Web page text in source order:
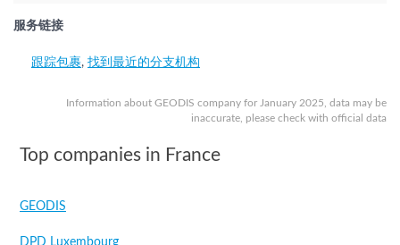
Information about GEODIS company for January 2025, data may be
inaccurate, please check with official data
服务链接
跟踪包裹, 找到最近的分支机构
Top companies in France
GEODIS
DPD Luxembourg